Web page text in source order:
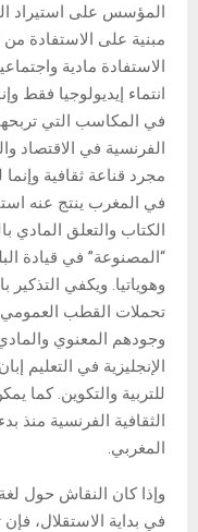
المؤسس على استيراد
مبنية على الاستفادة من
الاستفادة مادية
انتماء إيديولوجيا فقط
في المكاسب التي
الفرنسية في الاقتصاد
مجرد قناعة ثقافية
في المغرب ينتج عنه
الكتاب والتعلق المادي
“المصنوعة” في قيادة
وهوياتيا. ويكفي
تحملات القطب
وجودهم المعنوي
الإنجليزية في التعليم
للتربية والتكوين. كما
الثقافية الفرنسية منذ
المغربي.
وإذا كان النقاش حول
في بداية الاستقلال،